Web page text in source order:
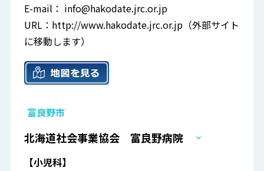
E-mail： info@hakodate.jrc.or.jp
URL： http://www.hakodate.jrc.or.jp （外部サイト
に移動します）
富良野市
北海道社会事業協会 富良野病院
【小児科】